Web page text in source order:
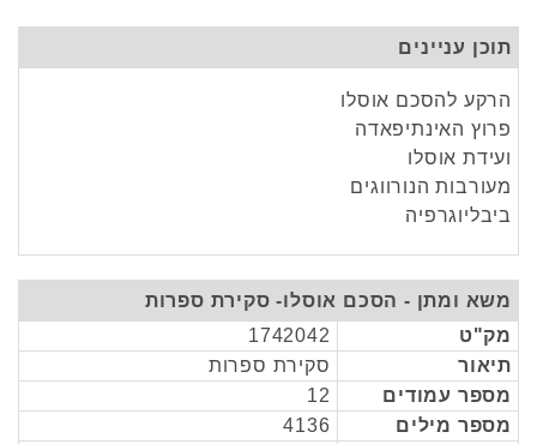
תוכן עניינים
הרקע להסכם אוסלו
פרוץ האינתיפאדה
ועידת אוסלו
מעורבות הנורווגים
ביבליוגרפיה
משא ומתן - הסכם אוסלו- סקירת ספרות
מק"ט
1742042
תיאור
סקירת ספרות
מספר עמודים
12
מספר מילים
4136